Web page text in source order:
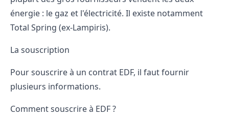
énergie : le gaz et l'électricité. Il existe notamment
Total Spring (ex-Lampiris).
La souscription
Pour souscrireà un contrat EDF, il faut fournir
plusieurs informations.
Comment souscrire à EDF ?